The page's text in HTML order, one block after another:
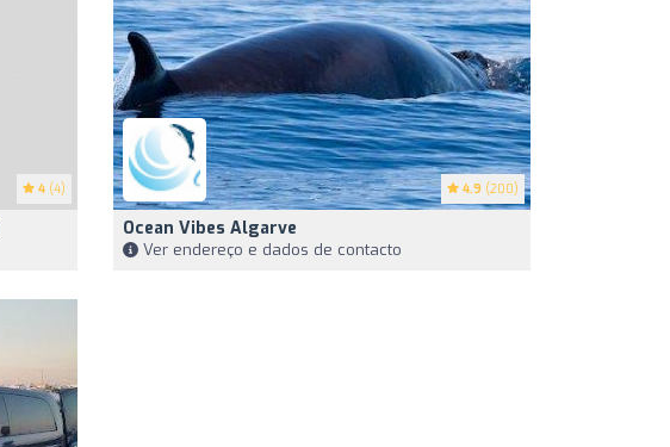
4 (4) 4.9 (200)
Ocean Vibes Algarve
Ver endereço e dados de contacto